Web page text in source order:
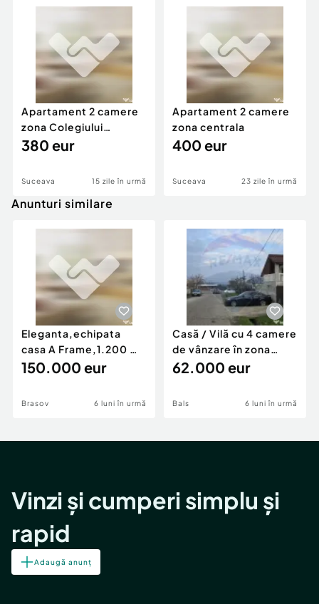
Apartament 2 camere
zona Colegiului
Alimentar
380 eur
Suceava 15 zile în urmă
Apartament 2 camere
zona centrala
400 eur
Suceava 23 zile în urmă
Anunturi similare
Eleganta,echipata
casa A Frame,1.200 mp
teren,deschidere Pia
150.000 eur
Brasov 6 luni în urmă
Casă / Vilă cu 4 camere
de vânzare în zona
Periferie
62.000 eur
Bals 6 luni în urmă
Vinzi și cumperi simplu și
rapid
Adaugă anunț